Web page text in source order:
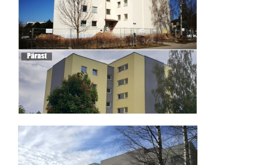
Kesk 1a, Tartu – korterelamu
rekonstrueerimisprojekt